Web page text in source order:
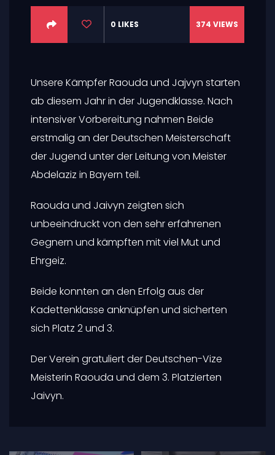
0 LIKES 374 VIEWS
Unsere Kämpfer Raouda und Jajvyn starten
ab diesem Jahr in der Jugendklasse. Nach
intensiver Vorbereitung nahmen Beide
erstmalig an der Deutschen Meisterschaft
der Jugend unter der Leitung von Meister
Abdelaziz in Bayern teil.
Raouda und Jaivyn zeigten sich
unbeeindruckt von den sehr erfahrenen
Gegnern und kämpften mit viel Mut und
Ehrgeiz.
Beide konnten an den Erfolg aus der
Kadettenklasse anknüpfen und sicherten
sich Platz 2 und 3.
Der Verein gratuliert der Deutschen-Vize
Meisterin Raouda und dem 3. Platzierten
Jaivyn.